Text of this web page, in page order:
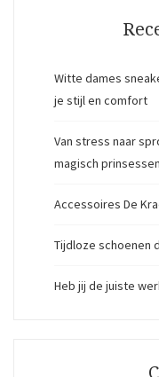
Witte dames
je stijl en comfort
Van stress naar
magisch
Accessoires De
Tijdloze schoenen
Heb jij de juiste